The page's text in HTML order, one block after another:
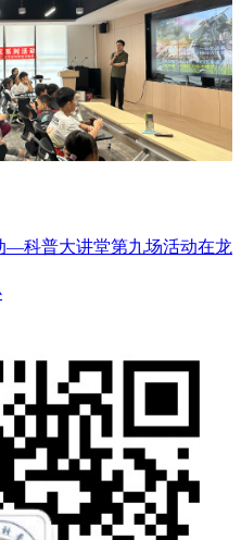
—科普大讲堂第九场活动在龙